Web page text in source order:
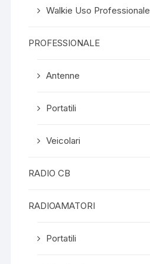
Walkie Uso Professionale
PROFESSIONALE
Antenne
Portatili
Veicolari
RADIO CB
RADIOAMATORI
Portatili